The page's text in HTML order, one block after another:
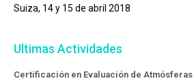
Suiza, 14 y 15 de abril 2018
Ultimas Actividades
Certificación en Evaluación de